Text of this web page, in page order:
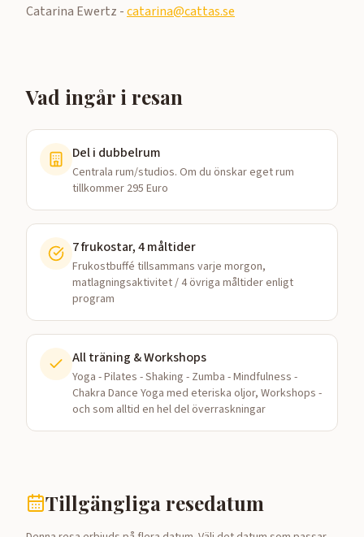
Catarina Ewertz -catarina@cattas.se
Vad ingår i resan
Del i dubbelrum
Centrala rum/studios. Om du önskar eget rum
tillkommer 295 Euro
7 frukostar, 4 måltider
Frukostbuffé tillsammans varje morgon,
matlagningsaktivitet / 4 övriga måltider enligt
program
All träning & Workshops
Yoga - Pilates - Shaking - Zumba - Mindfulness -
Chakra Dance Yoga med eteriska oljor, Workshops -
och som alltid en hel del överraskningar
Tillgängliga resedatum